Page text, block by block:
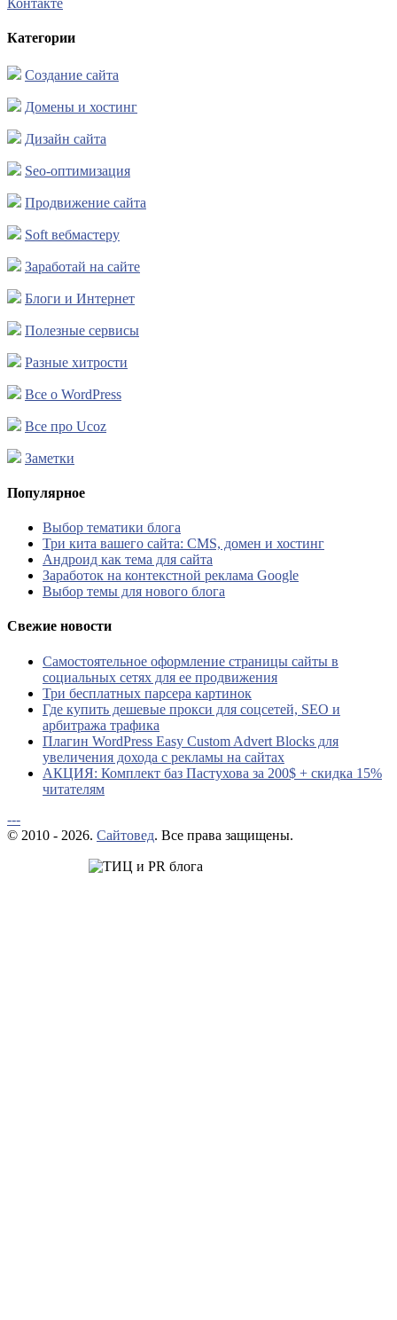
Контакте
Категории
Создание сайта
Домены и хостинг
Дизайн сайта
Seo-оптимизация
Продвижение сайта
Soft вебмастеру
Заработай на сайте
Блоги и Интернет
Полезные сервисы
Разные хитрости
Все о WordPress
Все про Ucoz
Заметки
Популярное
Выбор тематики блога
Три кита вашего сайта: CMS, домен и хостинг
Андроид как тема для сайта
Заработок на контекстной реклама Google
Выбор темы для нового блога
Свежие новости
Самостоятельное оформление страницы сайты в
социальных сетях для ее продвижения
Три бесплатных парсера картинок
Где купить дешевые прокси для соцсетей, SEO и
арбитража трафика
Плагин WordPress Easy Custom Advert Blocks для
увеличения дохода с рекламы на сайтах
АКЦИЯ: Комплект баз Пастухова за 200$ + скидка 15%
читателям
---
© 2010 - 2026. Сайтовед. Все права защищены.